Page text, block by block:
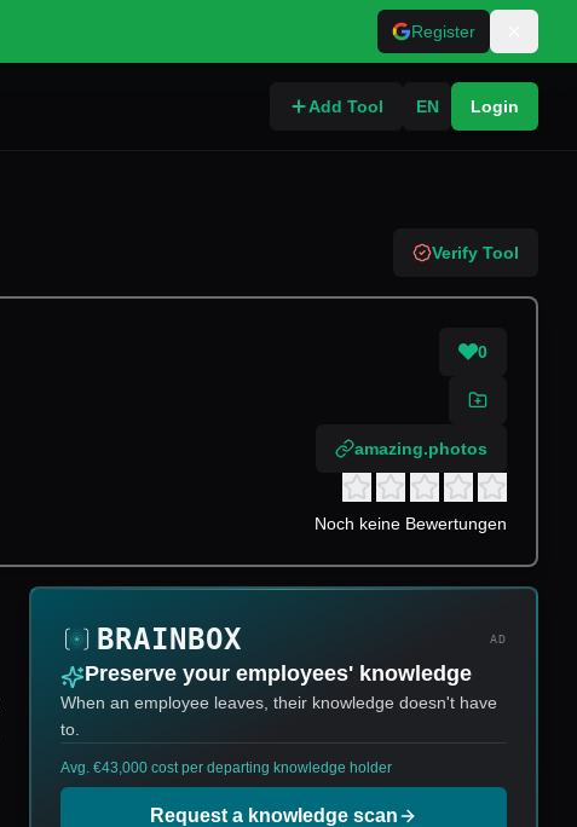
Register
Add Tool EN Login
Verify Tool
0
amazing.photos
Noch keine Bewertungen
AD
Preserve your employees' knowledge
When an employee leaves, their knowledge doesn't have
to.
Avg. €43,000 cost per departing knowledge holder
Request a knowledge scan